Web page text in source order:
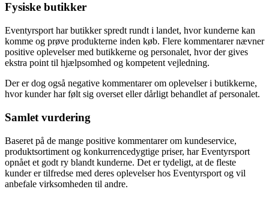
Fysiske butikker
Eventyrsport har butikker spredt rundt i landet, hvor kunderne kan
komme og prøve produkterne inden køb. Flere kommentarer nævner
positive oplevelser med butikkerne og personalet, hvor der gives
ekstra point til hjælpsomhed og kompetent vejledning.
Der er dog også negative kommentarer om oplevelser i butikkerne,
hvor kunder har følt sig overset eller dårligt behandlet af personalet.
Samlet vurdering
Baseret på de mange positive kommentarer om kundeservice,
produktsortiment og konkurrencedygtige priser, har Eventyrsport
opnået et godt ry blandt kunderne. Det er tydeligt, at de fleste
kunder er tilfredse med deres oplevelser hos Eventyrsport og vil
anbefale virksomheden til andre.